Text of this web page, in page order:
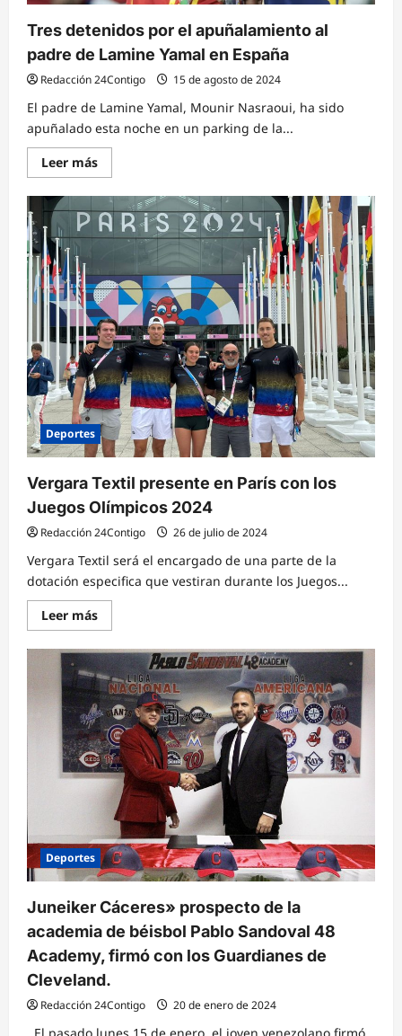
Tres detenidos por el apuñalamiento al
padre de Lamine Yamal en España
Redacción 24Contigo 15 de agosto de 2024
El padre de Lamine Yamal, Mounir Nasraoui, ha sido
apuñalado esta noche en un parking de la...
Leer másLee
más
Tres
detenidos
por
el
apuñalamiento
padre
de
Lamine
Yamal
en
España
Deportes
Vergara Textil presente en París con los
Juegos Olímpicos 2024
Redacción 24Contigo 26 de julio de 2024
Vergara Textil será el encargado de una parte de la
dotación especifica que vestiran durante los Juegos...
Leer másLee
más
Vergara
Textil
presente
en
París
con
los
Juegos
Olímpicos
2024
Deportes
Juneiker Cáceres» prospecto de la
academia de béisbol Pablo Sandoval 48
Academy, firmó con los Guardianes de
Cleveland.
Redacción 24Contigo 20 de enero de 2024